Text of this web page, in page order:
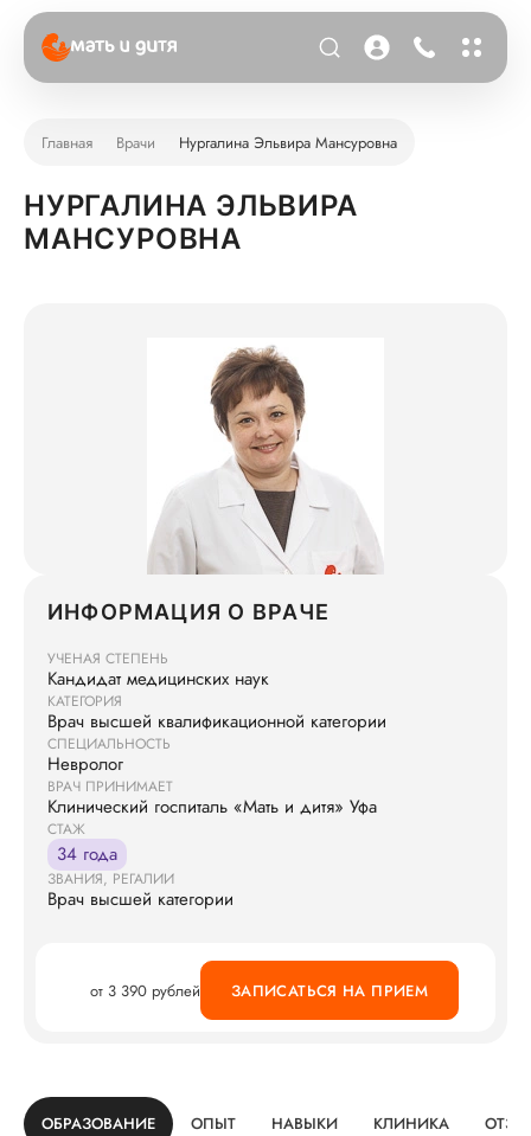
Главная Врачи Нургалина Эльвира Мансуровна
НУРГАЛИНА ЭЛЬВИРА
МАНСУРОВНА
ИНФОРМАЦИЯ О ВРАЧЕ
УЧЕНАЯ СТЕПЕНЬ
Кандидат медицинских наук
КАТЕГОРИЯ
Врач высшей квалификационной категории
СПЕЦИАЛЬНОСТЬ
Невролог
ВРАЧ ПРИНИМАЕТ
Клинический госпиталь «Мать и дитя» Уфа
СТАЖ
34 года
ЗВАНИЯ, РЕГАЛИИ
Врач высшей категории
от 3 390 рублей ЗАПИСАТЬСЯ НА ПРИЕМ
ОБРАЗОВАНИЕ ОПЫТ НАВЫКИ КЛИНИКА